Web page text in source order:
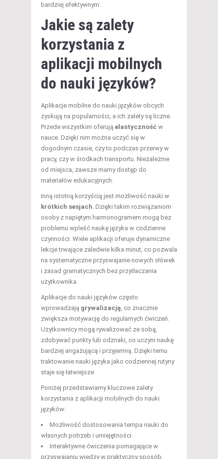
bardziej efektywnym.
Jakie są zalety
korzystania z
aplikacji mobilnych
do nauki języków?
Aplikacje mobilne do nauki języków obcych
zyskują na popularności, a ich zalety są liczne.
Przede wszystkim oferują elastyczność w
nauce. Dzięki nim można uczyć się w
dogodnym czasie, czy to podczas przerwy w
pracy, czy w środkach transportu. Niezależnie
od miejsca, zawsze mamy dostęp do
materiałów edukacyjnych.
Inną istotną korzyścią jest możliwość nauki w
krótkich sesjach . Dzięki takim rozwiązaniom
osoby z napiętym harmonogramem mogą bez
problemu wpleść naukę języka w codzienne
czynności. Wiele aplikacji oferuje dynamiczne
lekcje trwające zaledwie kilka minut, co pozwala
na systematyczne przyswajanie nowych słówek
i zasad gramatycznych bez przytłaczania
użytkownika.
Aplikacje do nauki języków często
wprowadzają grywalizację , co znacznie
zwiększa motywację do regularnych ćwiczeń.
Użytkownicy mogą rywalizować ze sobą,
zdobywać punkty lub odznaki, co uczyni naukę
bardziej angażującą i przyjemną. Dzięki temu
traktowanie nauki języka jako codziennej rutyny
staje się łatwiejsze.
Poniżej przedstawiamy kluczowe zalety
korzystania z aplikacji mobilnych do nauki
języków:
Możliwość dostosowania tempa nauki do
własnych potrzeb i umiejętności.
Interaktywne ćwiczenia pomagające w
przyswajaniu wiedzy w praktyczny sposób.